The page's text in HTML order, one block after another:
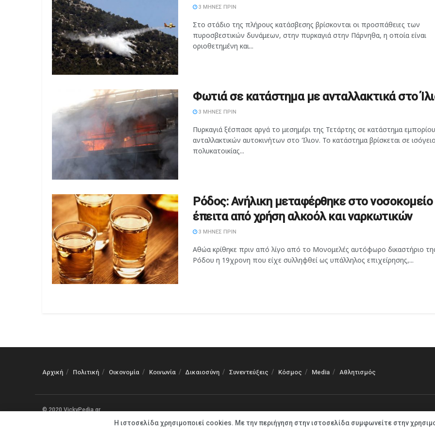
3 ΜΉΝΕΣ ΠΡΙΝ
Στο στάδιο της πλήρους κατάσβεσης βρίσκονται οι προσπάθειες των
πυροσβεστικών δυνάμεων, στην πυρκαγιά στην Πάρνηθα, η οποία είναι
οριοθετημένη και...
Φωτιά σε κατάστημα με ανταλλακτικά στο
3 ΜΉΝΕΣ ΠΡΙΝ
Πυρκαγιά ξέσπασε αργά το μεσημέρι της Τετάρτης σε κατάστημα εμπορίου
ανταλλακτικών αυτοκινήτων στο Ίλιον. Το κατάστημα βρίσκεται σε ισόγειο
πολυκατοικίας...
Ρόδος: Ανήλικη μεταφέρθηκε στο νοσοκομείο
έπειτα από χρήση αλκοόλ και ναρκωτικών
3 ΜΉΝΕΣ ΠΡΙΝ
Αθώα κρίθηκε πριν από λίγο από το Μονομελές αυτόφωρο δικαστήριο
Ρόδου η 19χρονη που είχε συλληφθεί ως υπάλληλος επιχείρησης,...
Αρχική Πολιτική Οικονομία Κοινωνία Δικαιοσύνη Συνεντεύξεις Κόσμος Media Αθλητισμός
© 2020 VickyPedia.gr
Η ιστοσελίδα χρησιμοποιεί cookies. Με την περιήγηση στην ιστοσελίδα συμφωνείτε στην